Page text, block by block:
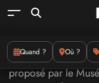
Quand ? Où ?